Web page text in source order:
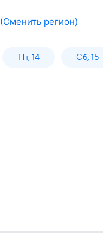
(Сменить регион)
Пт, 14 Сб, 15